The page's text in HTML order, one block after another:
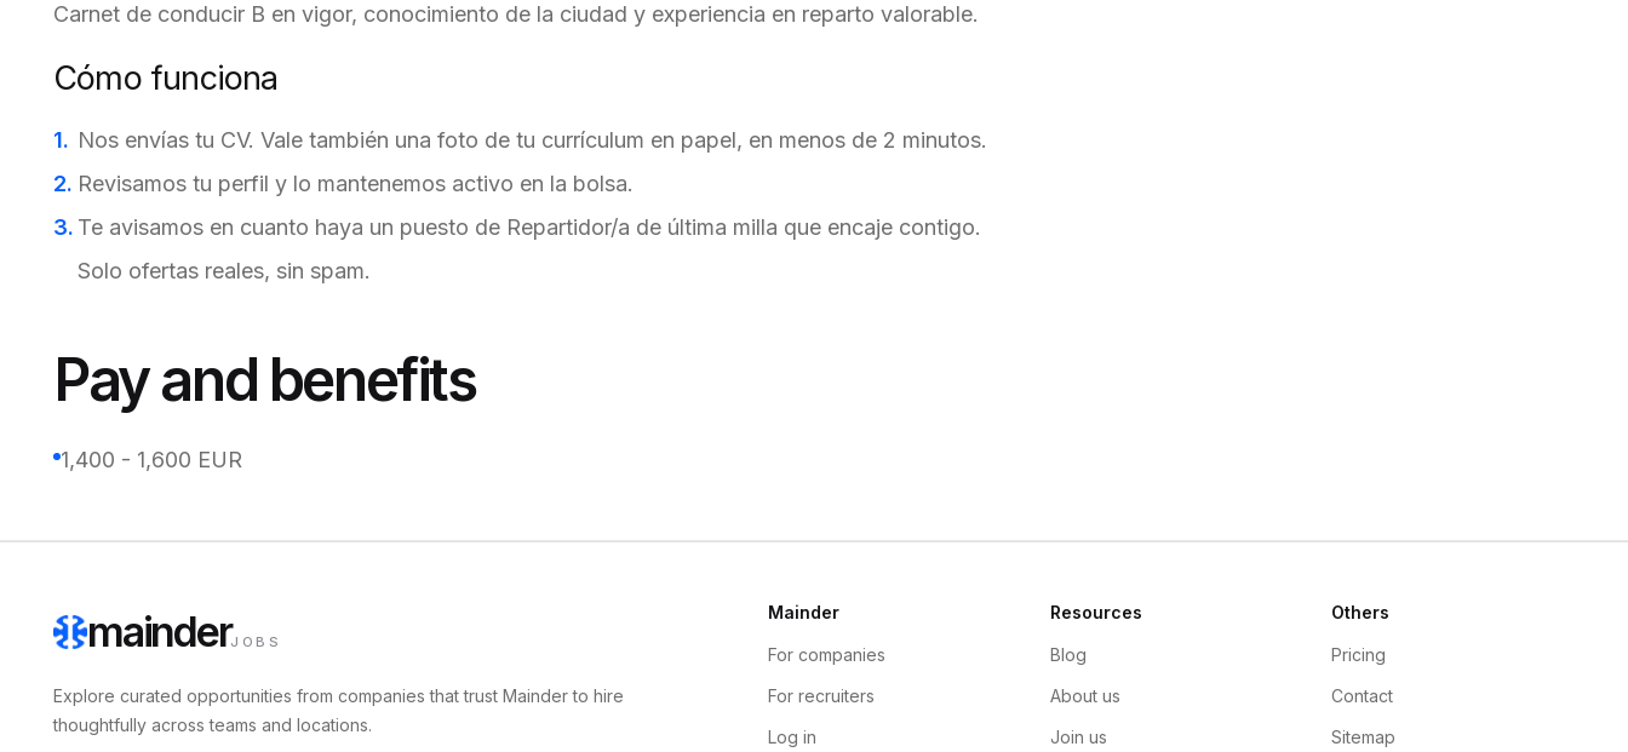
Carnet de conducir B en vigor, conocimiento de la ciudad y experiencia en reparto valorable.
Cómo funciona
Nos envías tu CV. Vale también una foto de tu currículum en papel, en menos de 2 minutos.
Revisamos tu perfil y lo mantenemos activo en la bolsa.
Te avisamos en cuanto haya un puesto de Repartidor/a de última milla que encaje contigo.
Solo ofertas reales, sin spam.
Pay and benefits
1,400 - 1,600 EUR
mainderJOBS
Explore curated opportunities from companies that trust Mainder to hire
thoughtfully across teams and locations.
Mainder
For companies
For recruiters
Log in
Resources
Blog
About us
Join us
Others
Pricing
Contact
Sitemap